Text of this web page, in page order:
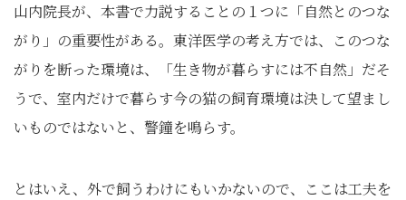
山内院長が、本書で力説することの１つに「自然とのつな
がり」の重要性がある。東洋医学の考え方では、このつな
がりを断った環境は、「生き物が暮らすには不自然」だそ
うで、室内だけで暮らす今の猫の飼育環境は決して望まし
いものではないと、警鐘を鳴らす。
とはいえ、外で飼うわけにもいかないので、ここは工夫を